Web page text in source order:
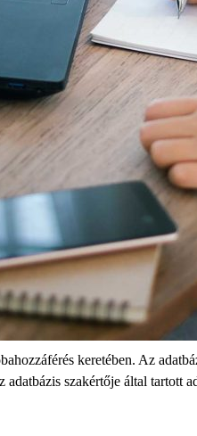
keretében. Az
szakértője által